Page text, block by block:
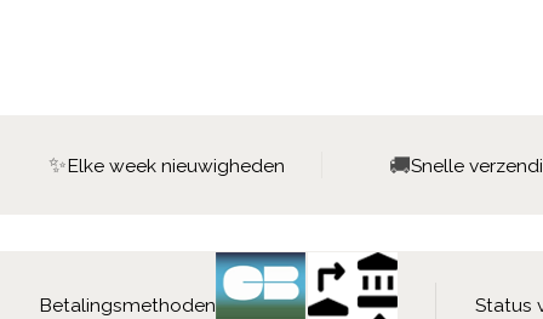
✨Elke week nieuwigheden 🚚Snelle
Betalingsmethoden Status